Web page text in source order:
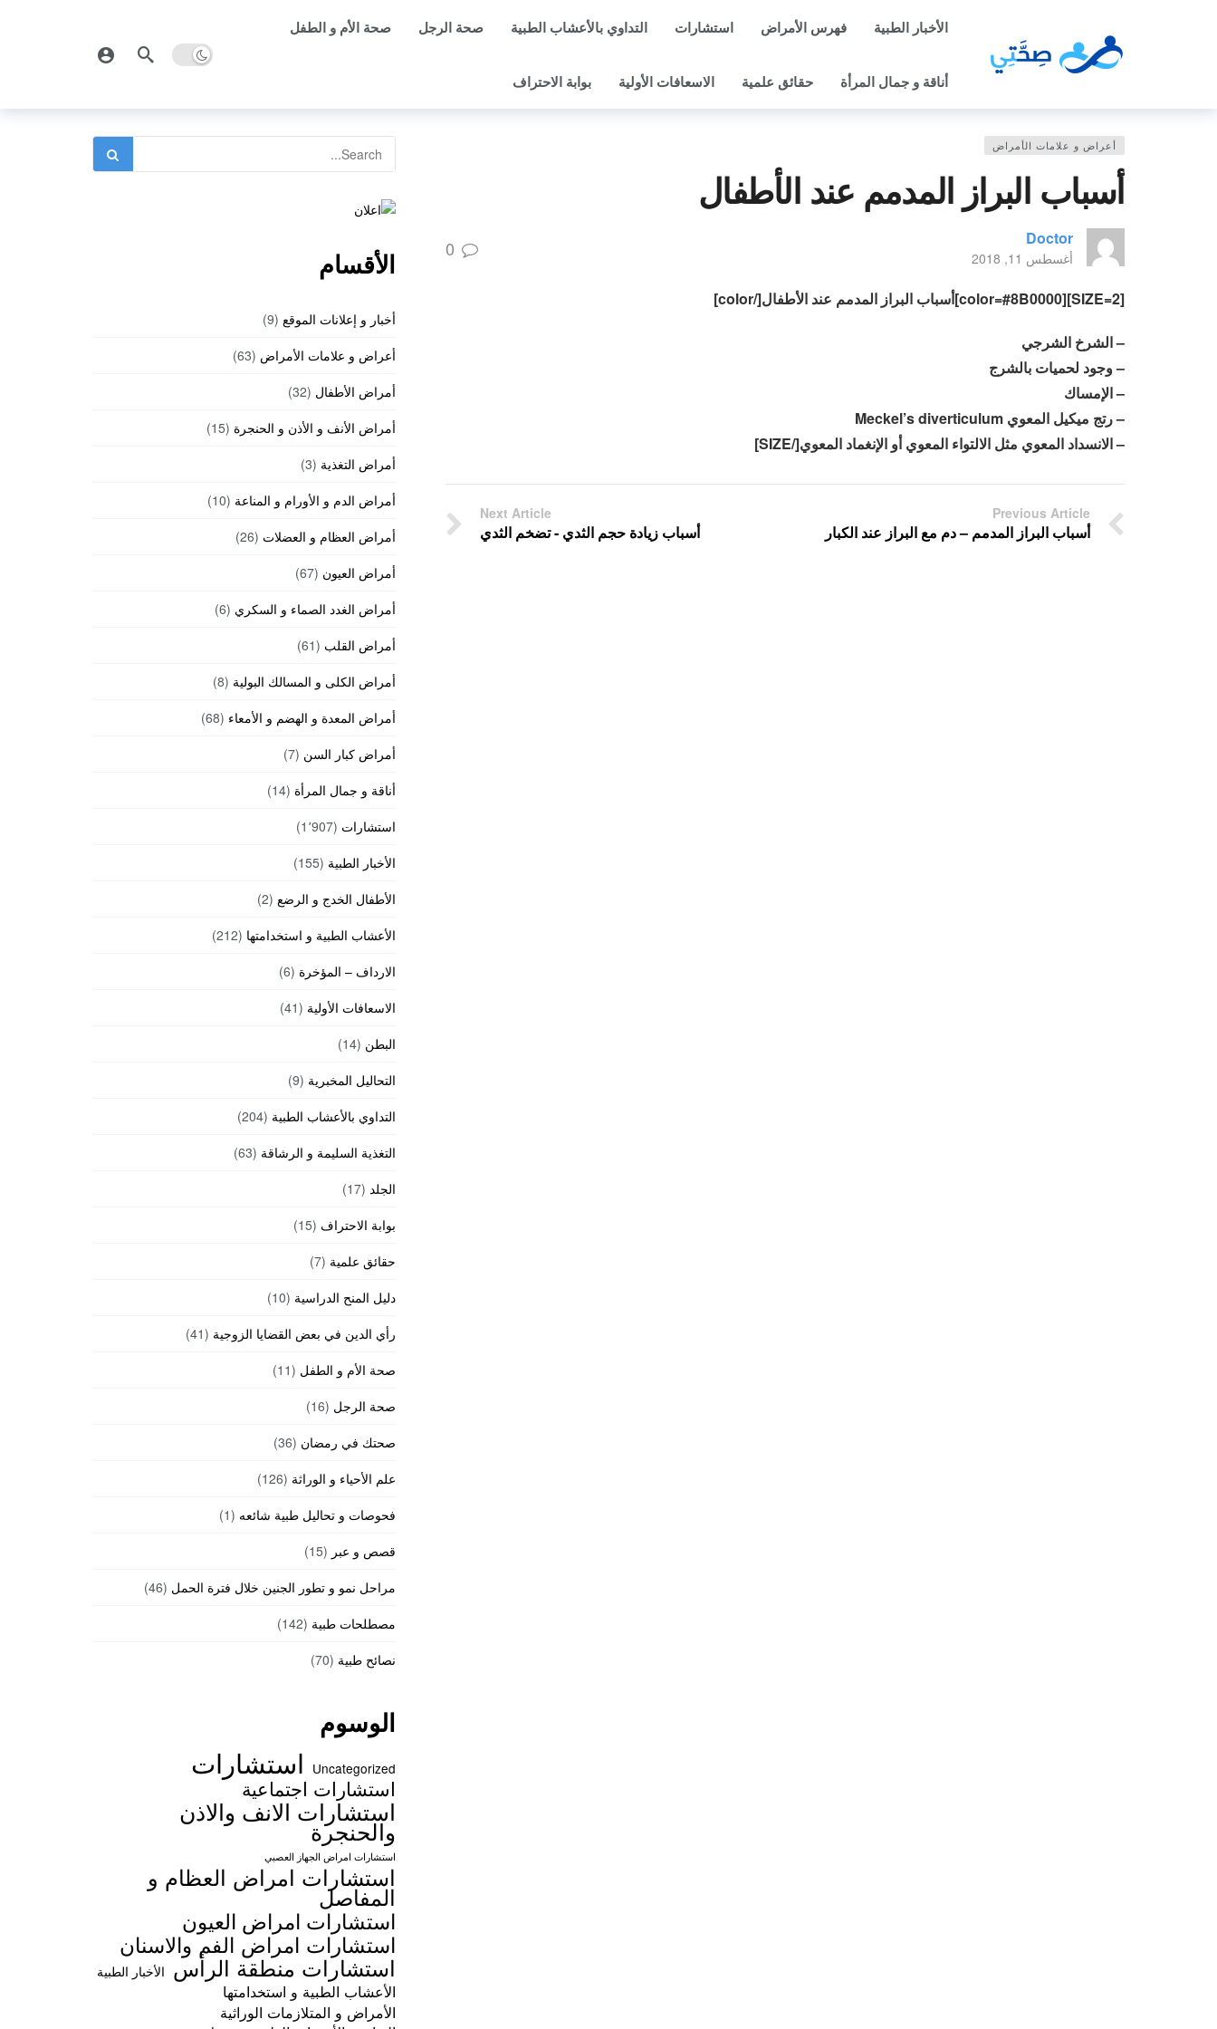
الأخبار الطبية فهرس الأمراض استشارات التداوي بالأعشاب الطبية صحة الرجل صحة الأم و الطفل
أناقة و جمال المرأة حقائق علمية الاسعافات الأولية بوابة الاحتراف
أعراض و علامات الأمراض
أسباب البراز المدمم عند الأطفال
Doctor
أغسطس 11, 2018 0
[SIZE=2][color=#8B0000]أسباب البراز المدمم عند الأطفال[/color]
– الشرخ الشرجي
– وجود لحميات بالشرج
– الإمساك
– رتج ميكيل المعوي Meckel’s diverticulum
– الانسداد المعوي مثل الالتواء المعوي أو الإنغماد المعوي[/SIZE]
Previous Article
أسباب البراز المدمم – دم مع البراز عند الكبار
Next Article
أسباب زيادة حجم الثدي - تضخم الثدي
الأقسام
أخبار و إعلانات الموقع (9)
أعراض و علامات الأمراض (63)
أمراض الأطفال (32)
أمراض الأنف و الأذن و الحنجرة (15)
أمراض التغذية (3)
أمراض الدم و الأورام و المناعة (10)
أمراض العظام و العضلات (26)
أمراض العيون (67)
أمراض الغدد الصماء و السكري (6)
أمراض القلب (61)
أمراض الكلى و المسالك البولية (8)
أمراض المعدة و الهضم و الأمعاء (68)
أمراض كبار السن (7)
أناقة و جمال المرأة (14)
استشارات (1٬907)
الأخبار الطبية (155)
الأطفال الخدج و الرضع (2)
الأعشاب الطبية و استخدامتها (212)
الارداف – المؤخرة (6)
الاسعافات الأولية (41)
البطن (14)
التحاليل المخبرية (9)
التداوي بالأعشاب الطبية (204)
التغذية السليمة و الرشاقة (63)
الجلد (17)
بوابة الاحتراف (15)
حقائق علمية (7)
دليل المنح الدراسية (10)
رأي الدين في بعض القضايا الزوجية (41)
صحة الأم و الطفل (11)
صحة الرجل (16)
صحتك في رمضان (36)
علم الأحياء و الوراثة (126)
فحوصات و تحاليل طبية شائعه (1)
قصص و عبر (15)
مراحل نمو و تطور الجنين خلال فترة الحمل (46)
مصطلحات طبية (142)
نصائح طبية (70)
الوسوم
Uncategorized استشارات
استشارات اجتماعية
استشارات الانف والاذن
والحنجرة
استشارات امراض الجهاز العصبي
استشارات امراض العظام و
المفاصل
استشارات امراض العيون
استشارات امراض الفم والاسنان
استشارات منطقة الرأس الأخبار الطبية
الأعشاب الطبية و استخدامتها
الأمراض و المتلازمات الوراثية